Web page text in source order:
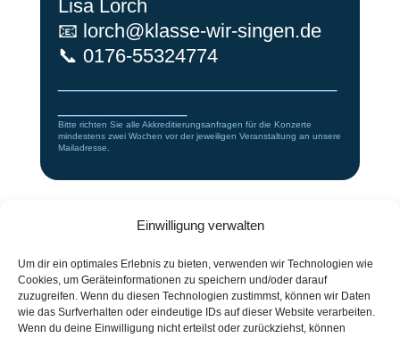
Einwilligung verwalten
Um dir ein optimales Erlebnis zu bieten, verwenden wir Technologien wie
Cookies, um Geräteinformationen zu speichern und/oder darauf
zuzugreifen. Wenn du diesen Technologien zustimmst, können wir Daten
wie das Surfverhalten oder eindeutige IDs auf dieser Website verarbeiten.
Wenn du deine Einwilligung nicht erteilst oder zurückziehst, können
Lisa Lorch
📧 lorch@klasse-wir-singen.de
📞 0176-55324774
Bitte richten Sie alle Akkreditierungsanfragen für die Konzerte
mindestens zwei Wochen vor der jeweiligen Veranstaltung an unsere
Mailadresse.